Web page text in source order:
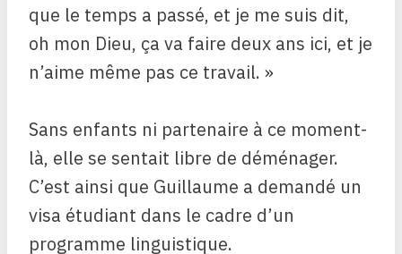
que le temps a passé, et je me suis dit,
oh mon Dieu, ça va faire deux ans ici, et je
n’aime même pas ce travail. »
Sans enfants ni partenaire à ce moment-
là, elle se sentait libre de déménager.
C’est ainsi que Guillaume a demandé un
visa étudiant dans le cadre d’un
programme linguistique.